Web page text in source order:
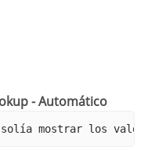
- Automático